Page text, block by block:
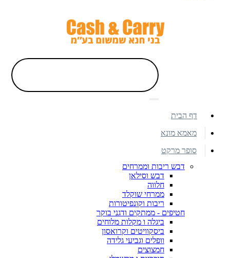
דף הבית
מאמא מונא
סופר מרקט
דבש ריבות וממרחים
דבש וסילאן
חלווה
ממרחי שוקלד
ריבות וקונפיטורות
חטיפים - ממתקים ודגני בוקר
ביגלה ו מקלות מלוחים
ביסקוויטים וקרואסון
וופלים וגביעי גלידה
חמצוצים